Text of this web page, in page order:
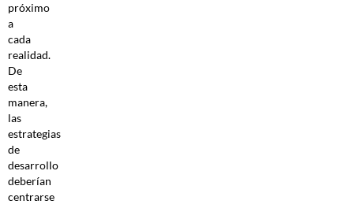
próximo
a
cada
realidad.
De
esta
manera,
las
estrategias
de
desarrollo
deberían
centrarse